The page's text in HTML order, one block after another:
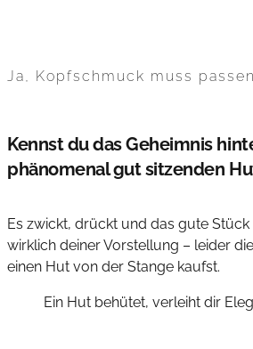
Ja, Kopfschmuck muss
Kennst du das Geheimnis
phänomenal gut sitzenden
Es zwickt, drückt und das gute
wirklich deiner Vorstellung – leider
einen Hut von der Stange kaufst.
Ein Hut behütet, verleiht dir